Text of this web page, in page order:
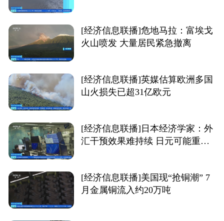
[经济信息联播]危地马拉：富埃戈
火山喷发 大量居民紧急撤离
[经济信息联播]英媒估算欧洲多国
山火损失已超31亿欧元
[经济信息联播]日本经济学家：外
汇干预效果难持续 日元可能重回
[经济信息联播]美国现“抢铜潮” 7
月金属铜流入约20万吨